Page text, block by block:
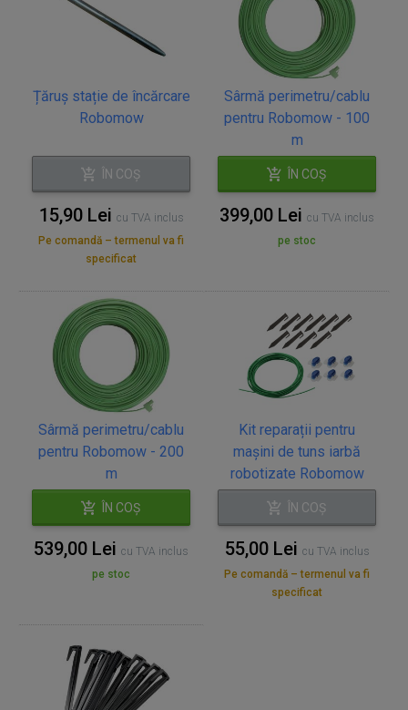
Țăruș stație de încărcare
Robomow
ÎN COȘ
15,90 Lei cu TVA inclus
Pe comandă – termenul va fi
specificat
Sârmă perimetru/cablu
pentru Robomow - 100
m
ÎN COȘ
399,00 Lei cu TVA inclus
pe stoc
Sârmă perimetru/cablu
pentru Robomow - 200
m
ÎN COȘ
539,00 Lei cu TVA inclus
pe stoc
Kit reparații pentru
mașini de tuns iarbă
robotizate Robomow
ÎN COȘ
55,00 Lei cu TVA inclus
Pe comandă – termenul va fi
specificat